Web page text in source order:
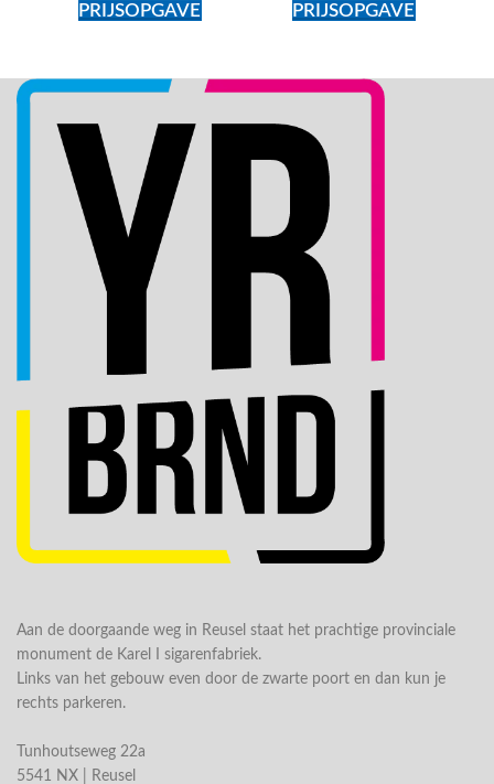
PRIJSOPGAVE
PRIJSOPGAVE
Aan de doorgaande weg in Reusel staat het prachtige provinciale
monument de Karel I sigarenfabriek.
Links van het gebouw even door de zwarte poort en dan kun je
rechts parkeren.
Tunhoutseweg 22a
5541 NX | Reusel